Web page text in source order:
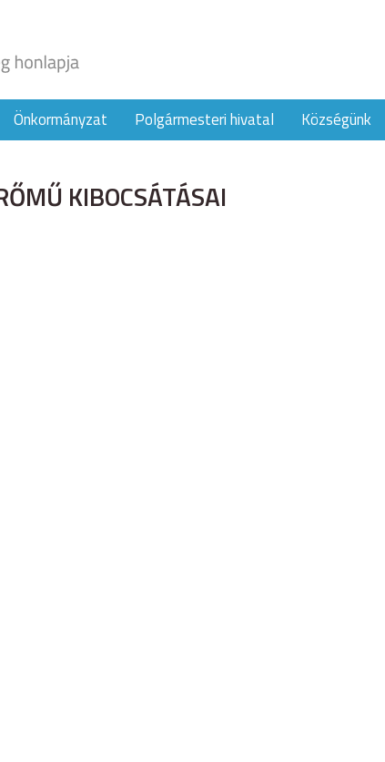
Önkormányzat Polgármesteri hivatal Községünk
KIBOCSÁTÁSAI